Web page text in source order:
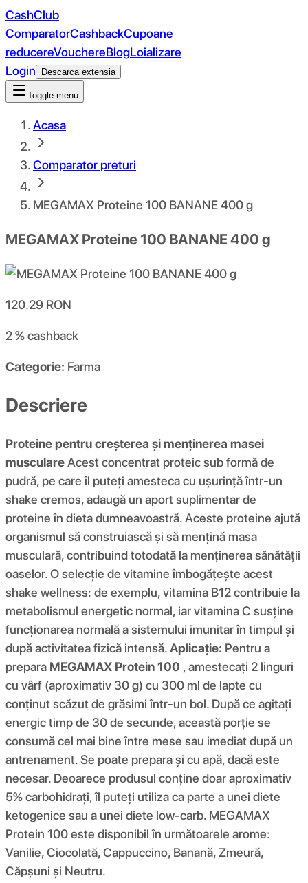
CashClub
ComparatorCashbackCupoane
reducereVouchereBlogLoializare
Login
Descarca extensia
Toggle menu
Acasa
Comparator preturi
MEGAMAX Proteine 100 BANANE 400 g
MEGAMAX Proteine 100 BANANE 400 g
120.29 RON
2 %cashback
Categorie: Farma
Descriere
Proteine ​​pentru creșterea și menținerea masei
musculareAcest concentrat proteic sub formă de
pudră, pe care îl puteți amesteca cu ușurință într-un
shake cremos, adaugă un aport suplimentar de
proteine ​​în dieta dumneavoastră. Aceste proteine ​​ajută
organismul să construiască și să mențină masa
musculară, contribuind totodată la menținerea sănătății
oaselor. O selecție de vitamine îmbogățește acest
shake wellness: de exemplu, vitamina B12 contribuie la
metabolismul energetic normal, iar vitamina C susține
funcționarea normală a sistemului imunitar în timpul și
după activitatea fizică intensă.Aplicație: Pentru a
prepara MEGAMAX Protein 100 , amestecați 2 linguri
cu vârf (aproximativ 30 g) cu 300 ml de lapte cu
conținut scăzut de grăsimi într-un bol. După ce agitați
energic timp de 30 de secunde, această porție se
consumă cel mai bine între mese sau imediat după un
antrenament. Se poate prepara și cu apă, dacă este
necesar. Deoarece produsul conține doar aproximativ
5% carbohidrați, îl puteți utiliza ca parte a unei diete
ketogenice sau a unei diete low-carb. MEGAMAX
Protein 100 este disponibil în următoarele arome:
Vanilie, Ciocolată, Cappuccino, Banană, Zmeură,
Căpșuni și Neutru.